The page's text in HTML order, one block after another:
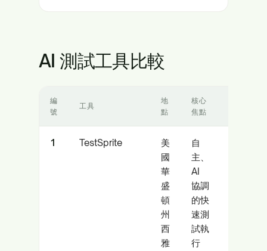
AI 測試工具比較
編
號
工具
地
點
核心
焦點
1 TestSprite
美
國
華
盛
頓
州
西
雅
自
主、
AI
協調
的快
速測
試執
行